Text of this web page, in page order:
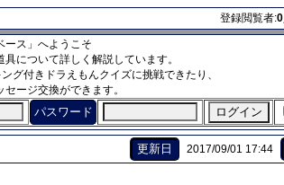
登録閲覧者:0
ース」へようこそ
について詳しく解説しています。
グ付きドラえもんクイズに挑戦できたり、
ージ交換ができます。
パスワード
更新日 2017/09/01 17:44